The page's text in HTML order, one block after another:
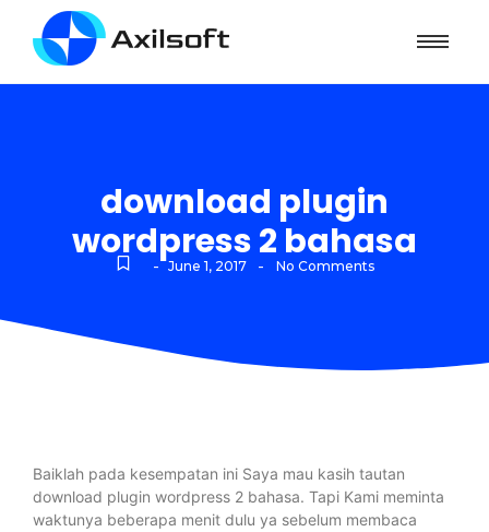
download plugin
wordpress 2 bahasa
- June 1, 2017 - No Comments
Baiklah pada kesempatan ini Saya mau kasih tautan
download plugin wordpress 2 bahasa. Tapi Kami meminta
waktunya beberapa menit dulu ya sebelum membaca